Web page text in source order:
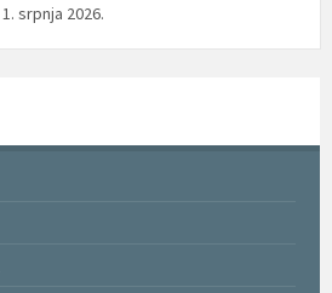
1. srpnja 2026.